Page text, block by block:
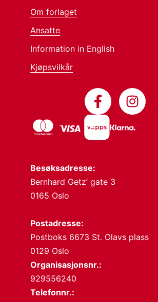
Besøksadresse:
Bernhard Getz’ gate 3
0165 Oslo
Postadresse:
Postboks 6673 St. Olavs plass
0129 Oslo
Organisasjonsnr.:
929556240
Telefonnr.:
Om forlaget
Ansatte
Information in English
Kjøpsvilkår